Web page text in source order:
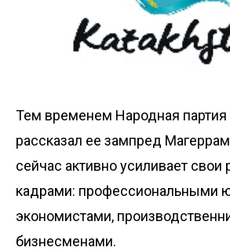
Тем временем Народная партия
рассказал ее зампред
сейчас активно усиливает
кадрами: профессиональными
экономистами,
бизнесменами.